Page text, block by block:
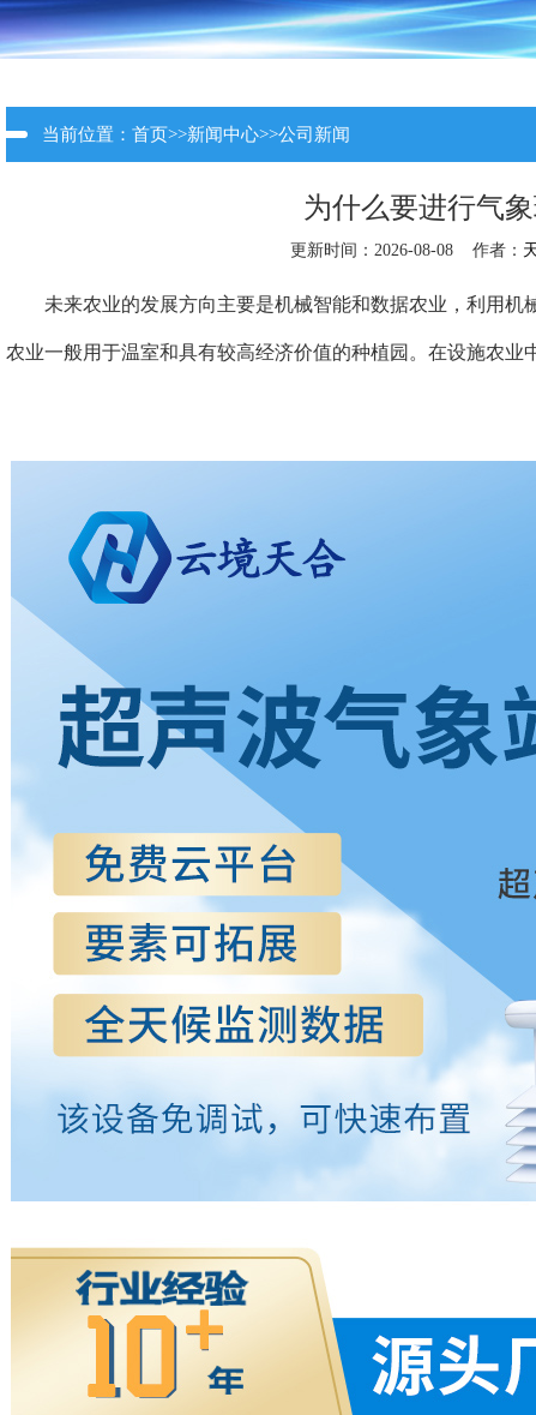
当前位置：首页>>新闻中心>>公司新闻
为什么要进行气
更新时间：2026-08-08 作者：
未来农业的发展方向主要是机械智能和数据农业，利用
农业一般用于温室和具有较高经济价值的种植园。在设施农业